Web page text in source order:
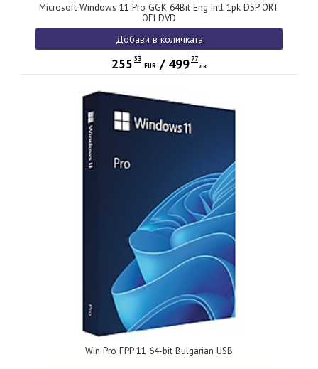
Microsoft Windows 11 Pro GGK 64Bit Eng Intl 1pk DSP ORT
OEI DVD
Добави в количката
255 53
EUR / 499 77
лв
Win Pro FPP 11 64-bit Bulgarian USB